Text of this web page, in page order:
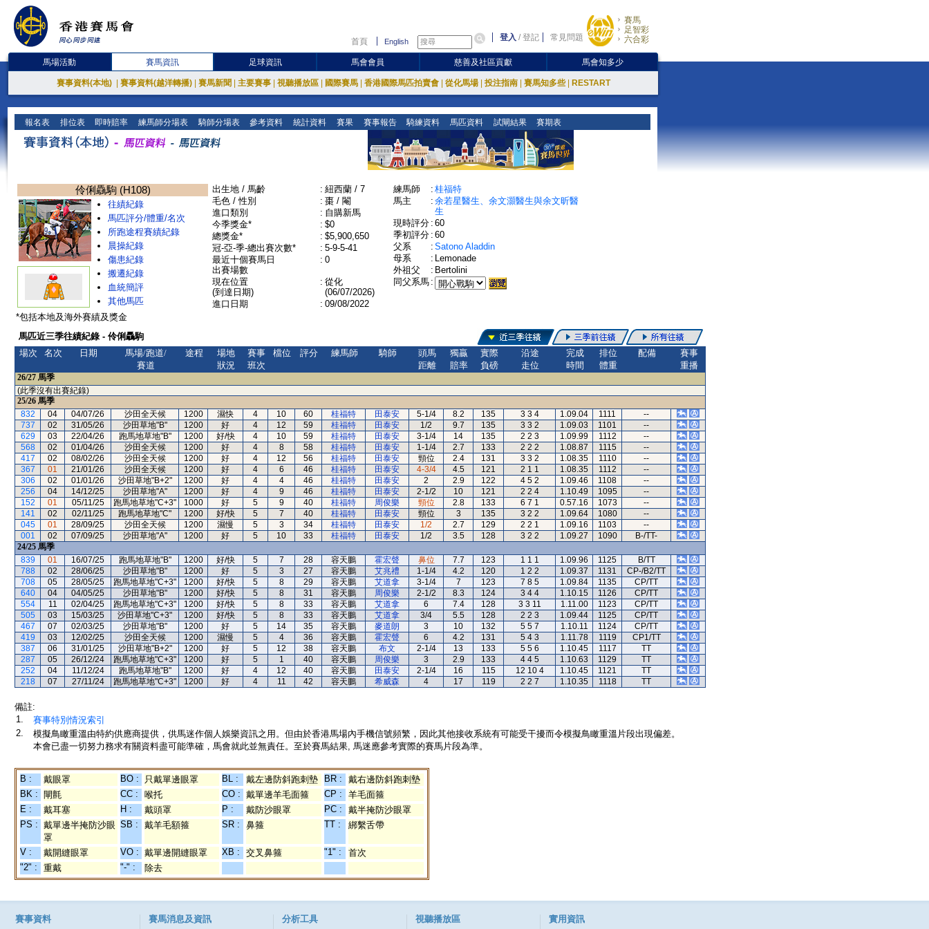
首頁 English 登入 /登記 常見問題
賽馬
足智彩
六合彩
馬場活動 賽馬資訊 足球資訊 馬會會員 慈善及社區貢獻 馬會知多少
賽事資料(本地) 賽事資料(越洋轉播) 賽馬新聞 主要賽事 視聽播放區 國際賽馬 香港國際馬匹拍賣會 從化馬場 投注指南 賽馬知多些 RESTART
報名表 排位表 即時賠率 練馬師分場表 騎師分場表 參考資料 統計資料 賽果 賽事報告 騎練資料 馬匹資料 試閘結果 賽期表
伶俐驫駒 (H108)
往績紀錄
馬匹評分/體重/名次
所跑途程賽績紀錄
晨操紀錄
傷患紀錄
搬遷紀錄
血統簡評
其他馬匹
出生地 / 馬齡 : 紐西蘭 / 7
毛色 / 性別
: 棗 / 閹
進口類別
: 自購新馬
今季獎金*
: $0
總獎金*
: $5,900,650
冠-亞-季-總出賽次數*
: 5-9-5-41
最近十個賽馬日
出賽場數
: 0
現在位置
(到達日期)
: 從化
(06/07/2026)
進口日期
: 09/08/2022
練馬師 : 桂福特
馬主
: 余若星醫生、余文灝醫生與余文昕醫
生
現時評分 : 60
季初評分 : 60
父系
: Satono Aladdin
母系
: Lemonade
外祖父
: Bertolini
同父系馬 :
*包括本地及海外賽績及獎金
馬匹近三季往績紀錄 - 伶俐驫駒
場次
名次 日期
馬場/跑道/
賽道
途程
場地
狀況
賽事
班次
檔位 評分 練馬師 騎師
頭馬
距離
獨贏
賠率
實際
負磅
沿途
走位
完成
時間
排位
體重
配備
賽事
重播
26/27 馬季
(此季沒有出賽紀錄)
25/26 馬季
832
04 04/07/26 沙田全天候 1200 濕快 4 10 60 桂福特 田泰安 5-1/4 8.2 135 3 3 4 1.09.04 1111
--
737
02 31/05/26 沙田草地"B" 1200 好 4 12 59 桂福特 田泰安 1/2 9.7 135 3 3 2 1.09.03 1101
--
629
03 22/04/26 跑馬地草地"B" 1200 好/快 4 10 59 桂福特 田泰安 3-1/4 14 135 2 2 3 1.09.99 1112
--
568
02 01/04/26 沙田全天候 1200 好 4 8 58 桂福特 田泰安 1-1/4 2.7 133 2 2 2 1.08.87 1115
--
417
02 08/02/26 沙田全天候 1200 好 4 12 56 桂福特 田泰安 頸位 2.4 131 3 3 2 1.08.35 1110
--
367
01 21/01/26 沙田全天候 1200 好 4 6 46 桂福特 田泰安 4-3/4 4.5 121 2 1 1 1.08.35 1112
--
306
02 01/01/26 沙田草地"B+2" 1200 好 4 4 46 桂福特 田泰安 2 2.9 122 4 5 2 1.09.46 1108
--
256
04 14/12/25 沙田草地"A" 1200 好 4 9 46 桂福特 田泰安 2-1/2 10 121 2 2 4 1.10.49 1095
--
152
01 05/11/25 跑馬地草地"C+3" 1000 好 5 9 40 桂福特 周俊樂 頸位 2.8 133 6 7 1 0.57.16 1073
--
141
02 02/11/25 跑馬地草地"C" 1200 好/快 5 7 40 桂福特 田泰安 頸位 3 135 3 2 2 1.09.64 1080
--
045
01 28/09/25 沙田全天候 1200 濕慢 5 3 34 桂福特 田泰安 1/2 2.7 129 2 2 1 1.09.16 1103
--
001
02 07/09/25 沙田草地"A" 1200 好 5 10 33 桂福特 田泰安 1/2 3.5 128 3 2 2 1.09.27 1090
B-/TT-
24/25 馬季
839
01 16/07/25 跑馬地草地"B" 1200 好/快 5 7 28 容天鵬 霍宏聲 鼻位 7.7 123 1 1 1 1.09.96 1125
B/TT
788
02 28/06/25 沙田草地"B" 1200 好 5 3 27 容天鵬 艾兆禮 1-1/4 4.2 120 1 2 2 1.09.37 1131
CP-/B2/TT
708
05 28/05/25 跑馬地草地"C+3" 1200 好/快 5 8 29 容天鵬 艾道拿 3-1/4 7 123 7 8 5 1.09.84 1135
CP/TT
640
04 04/05/25 沙田草地"B" 1200 好/快 5 8 31 容天鵬 周俊樂 2-1/2 8.3 124 3 4 4 1.10.15 1126
CP/TT
554
11 02/04/25 跑馬地草地"C+3" 1200 好/快 5 8 33 容天鵬 艾道拿 6 7.4 128 3 3 11 1.11.00 1123
CP/TT
505
03 15/03/25 沙田草地"C+3" 1200 好/快 5 8 33 容天鵬 艾道拿 3/4 5.5 128 2 2 3 1.09.44 1125
CP/TT
467
07 02/03/25 沙田草地"B" 1200 好 5 14 35 容天鵬 麥道朗 3 10 132 5 5 7 1.10.11 1124
CP/TT
419
03 12/02/25 沙田全天候 1200 濕慢 5 4 36 容天鵬 霍宏聲 6 4.2 131 5 4 3 1.11.78 1119
CP1/TT
387
06 31/01/25 沙田草地"B+2" 1200 好 5 12 38 容天鵬 布文 2-1/4 13 133 5 5 6 1.10.45 1117
TT
287
05 26/12/24 跑馬地草地"C+3" 1200 好 5 1 40 容天鵬 周俊樂 3 2.9 133 4 4 5 1.10.63 1129
TT
252
04 11/12/24 跑馬地草地"B" 1200 好 4 12 40 容天鵬 田泰安 2-1/4 16 115 12 10 4 1.10.45 1121
TT
218
07 27/11/24 跑馬地草地"C+3" 1200 好 4 11 42 容天鵬 希威森 4 17 119 2 2 7 1.10.35 1118 TT
備註:
1.
賽事特別情況索引
2.
模擬鳥瞰重溫由特約供應商提供，供馬迷作個人娛樂資訊之用。但由於香港馬場內手機信號頻繁，因此其他接收系統有可能受干擾而令模擬鳥瞰重溫片段出現偏差。
本會已盡一切努力務求有關資料盡可能準確，馬會就此並無責任。至於賽馬結果, 馬迷應參考實際的賽馬片段為準。
B : 戴眼罩 BO : 只戴單邊眼罩 BL : 戴左邊防斜跑刺墊 BR :
戴右邊防斜跑刺墊
BK :
閘氈 CC : 喉托 CO : 戴單邊羊毛面箍 CP :
羊毛面箍
E :
戴耳塞 H : 戴頭罩 P : 戴防沙眼罩 PC :
戴半掩防沙眼罩
PS : 戴單邊半掩防沙眼
罩
SB : 戴羊毛額箍 SR : 鼻箍 TT : 綁繫舌帶
V : 戴開縫眼罩 VO : 戴單邊開縫眼罩 XB : 交叉鼻箍 "1" :
首次
"2" :
重戴 "-" : 除去
賽事資料 賽馬消息及資訊 分析工具 視聽播放區 實用資訊